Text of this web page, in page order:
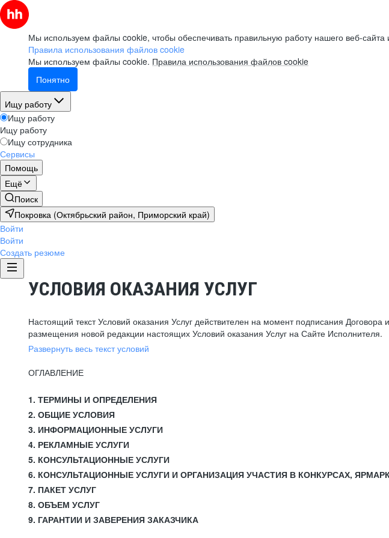
Мы используем файлы cookie, чтобы обеспечивать правильную работу нашего веб-сайта
Правила использования файлов cookie
Мы используем файлы cookie. Правила использования файлов cookie
Понятно
Ищу работу
Ищу работу
Ищу работу
Ищу сотрудника
Сервисы
Помощь
Ещё
Поиск
Покровка (Октябрьский район, Приморский край)
Войти
Войти
Создать резюме
УСЛОВИЯ ОКАЗАНИЯ УСЛУГ
Настоящий текст Условий оказания Услуг действителен на момент подписания
размещения новой редакции настоящих Условий оказания Услуг на Сайте Исполнителя.
Развернуть весь текст условий
ОГЛАВЛЕНИЕ
1. ТЕРМИНЫ И ОПРЕДЕЛЕНИЯ
2. ОБЩИЕ УСЛОВИЯ
3. ИНФОРМАЦИОННЫЕ УСЛУГИ
4. РЕКЛАМНЫЕ УСЛУГИ
5. КОНСУЛЬТАЦИОННЫЕ УСЛУГИ
6. КОНСУЛЬТАЦИОННЫЕ УСЛУГИ И ОРГАНИЗАЦИЯ УЧАСТИЯ В КОНКУРСАХ,
7. ПАКЕТ УСЛУГ
8. ОБЪЕМ УСЛУГ
9. ГАРАНТИИ И ЗАВЕРЕНИЯ ЗАКАЗЧИКА